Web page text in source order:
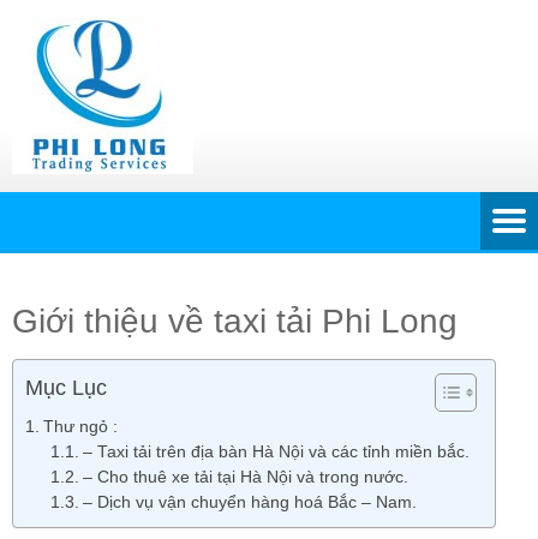
Giới thiệu về taxi tải Phi Long
Mục Lục
Thư ngỏ :
– Taxi tải trên địa bàn Hà Nội và các tỉnh miền bắc.
– Cho thuê xe tải tại Hà Nội và trong nước.
– Dịch vụ vận chuyển hàng hoá Bắc – Nam.